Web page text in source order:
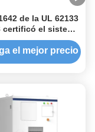
de la UL 62133
certificó el sistema
-20°C del
de
el mejor precio